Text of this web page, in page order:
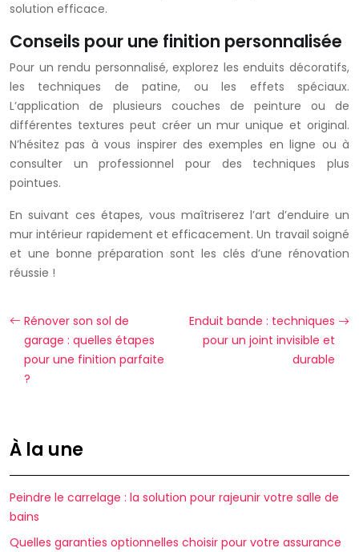
solution efficace.
Conseils pour une finition personnalisée
Pour un rendu personnalisé, explorez les enduits décoratifs,
les techniques de patine, ou les effets spéciaux.
L’application de plusieurs couches de peinture ou de
différentes textures peut créer un mur unique et original.
N’hésitez pas à vous inspirer des exemples en ligne ou à
consulter un professionnel pour des techniques plus
pointues.
En suivant ces étapes, vous maîtriserez l’art d’enduire un
mur intérieur rapidement et efficacement. Un travail soigné
et une bonne préparation sont les clés d’une rénovation
réussie !
Rénover son sol de
garage : quelles étapes
pour une finition parfaite
?
Enduit bande : techniques
pour un joint invisible et
durable
À la une
Peindre le carrelage : la solution pour rajeunir votre salle de
bains
Quelles garanties optionnelles choisir pour votre assurance